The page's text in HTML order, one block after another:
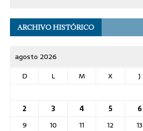
ARCHIVO HISTÓRICO
agosto 2026
D
L M X J
2
3 4 5 6
9
10 11 12 13